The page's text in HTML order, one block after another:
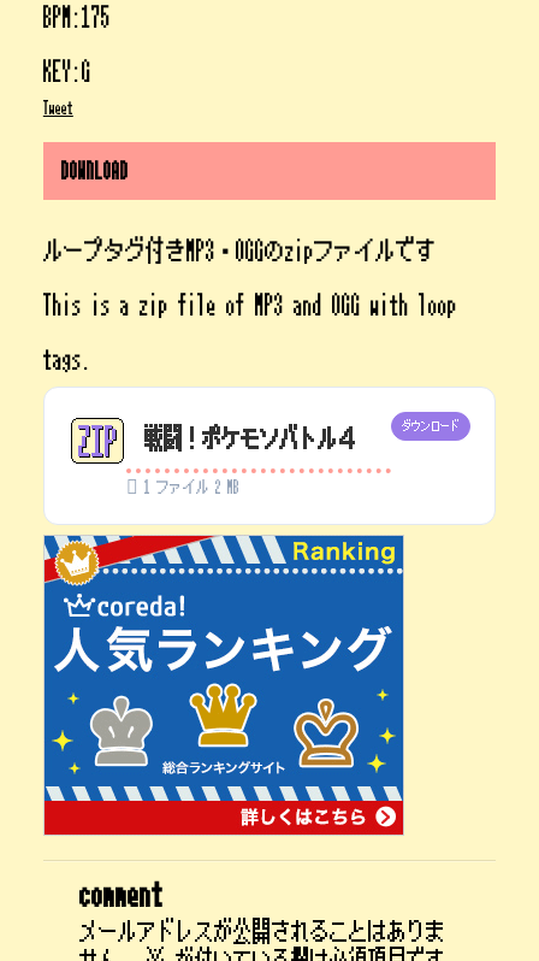
BPM:175
KEY:G
Tweet
DOWNLOAD
ループタグ付きMP3・OGGのzipファイルです
This is a zip file of MP3 and OGG with loop
tags.
戦闘！ポケモソバトル４
1 ファイル 2 MB
ダウンロード
comment
メールアドレスが公開されることはありま